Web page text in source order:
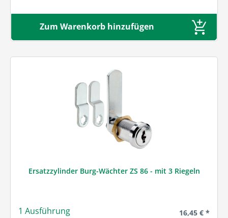
Zum Warenkorb hinzufügen
Ersatzzylinder Burg-Wächter ZS 86 - mit 3 Riegeln
1 Ausführung Regulärer
16,45 € *